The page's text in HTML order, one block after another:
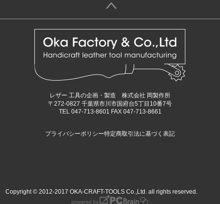
＞
レザー 工具の企画・製造 株式会社 岡製作所
〒272-0827 千葉県市川市国府台5丁目10番7号
TEL 047-713-8601 FAX 047-713-8661
プライバシーポリシー特定商取引法に基づく表記
Copyright © 2012-2017 OKA-CRAFT-TOOLS Co.,Ltd. all rights reserved.